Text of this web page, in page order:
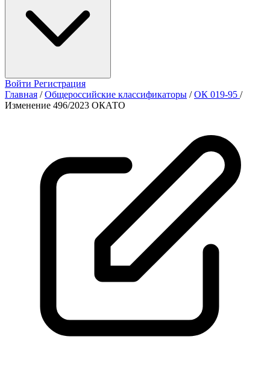
Войти Регистрация
Главная / Общероссийские классификаторы / ОК 019-95 /
Изменение 496/2023 ОКАТО